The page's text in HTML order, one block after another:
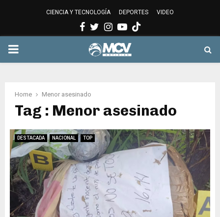
CIENCIA Y TECNOLOGÍA DEPORTES VIDEO
Facebook
Twitter
Instagram
Youtube
PRIMARY
Home Menor asesinado
Tag : Menor asesinado
DESTACADA NACIONAL TOP